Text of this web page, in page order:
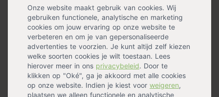
Onze website maakt gebruik van cookies. Wij
gebruiken functionele, analytische en marketing
cookies om jouw ervaring op onze website te
verbeteren en om je van gepersonaliseerde
advertenties te voorzien. Je kunt altijd zelf kiezen
welke soorten cookies je wilt toestaan. Lees
hierover meer in ons privacybeleid. Door te
klikken op "Oké", ga je akkoord met alle cookies
op onze website. Indien je kiest voor weigeren,
plaatsen we alleen functionele en analytische
Welke voeding zou ik het best kunnen gebruiken
voor de kruidenplantjes?
Pokon Bio Groenten & Kruiden voedingraden wij
hiervoor aan.
Vraag over dit product? Je kan hemhier stellen »